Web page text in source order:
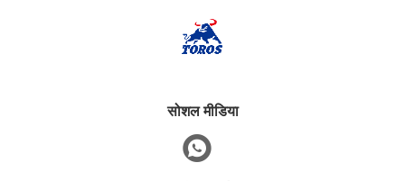
सोशल मीडिया